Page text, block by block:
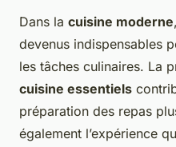
Dans la cuisine moderne
devenus indispensables
les tâches culinaires. La
cuisine essentiels
préparation des repas
également l’expérience